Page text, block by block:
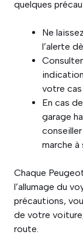
quelques
Ne
l’alerte
votre cas
En cas
garage
marche à
Chaque
l’allumage du
précautions,
de votre
route.